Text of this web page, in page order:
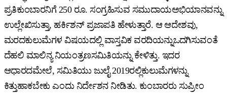
ಪ್ರತಿಕುಂಬಾರನಿಗೆ 250 ರೂ. ಸಂಗ್ರಹಿಸುವ ಸಮುದಾಯಅಭಿಯಾನವನ್ನು
ಉಲ್ಲೇಖಿಸುತ್ತಾ, ಹರ್ಕಿಶನ್ ಪ್ರಜಾಪತಿ ಹೇಳುತ್ತಾರೆ. ಆ ಆದೇಶವು,
ಮರದಕುಲುಮೆಗಳ ವಿಷಯದಲ್ಲಿ ವಾಸ್ತವಿಕ ವರದಿಯನ್ನುಒದಗಿಸುವಂತೆ
ದೆಹಲಿ ಮಾಲಿನ್ಯ ನಿಯಂತ್ರಣಸಮಿತಿಯನ್ನು ಕೇಳಿತ್ತು. ಇದರ
ಆಧಾರದಮೇಲೆ, ಸಮಿತಿಯು ಜುಲೈ 2019ರಲ್ಲಿಕುಲುಮೆಗಳನ್ನು
ಕಿತ್ತುಹಾಕಬೇಕು ಎಂದು ನಿರ್ದೇಶನ ನೀಡಿತು. ಕುಂಬಾರರು ಸುಪ್ರೀಂ